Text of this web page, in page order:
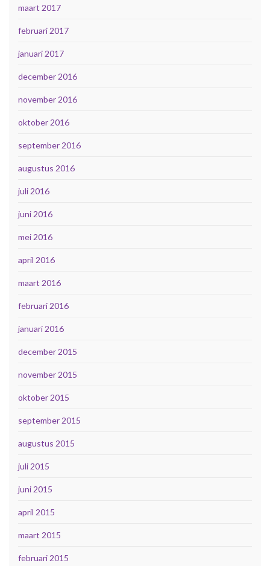
maart 2017
februari 2017
januari 2017
december 2016
november 2016
oktober 2016
september 2016
augustus 2016
juli 2016
juni 2016
mei 2016
april 2016
maart 2016
februari 2016
januari 2016
december 2015
november 2015
oktober 2015
september 2015
augustus 2015
juli 2015
juni 2015
april 2015
maart 2015
februari 2015